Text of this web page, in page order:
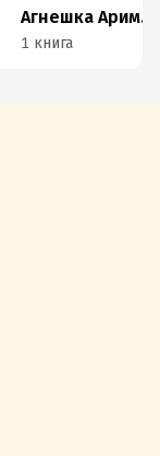
Агнешка Аримова
1 книга